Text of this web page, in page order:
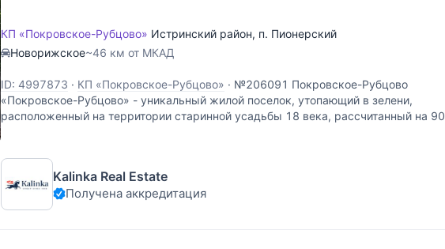
КП «Покровское-Рубцово» Истринский район, п. Пионерский
Новорижское~46 км от МКАД
ID: 4997873 · КП «Покровское-Рубцово» · №206091 Покровское-Рубцово
«Покровское-Рубцово» - уникальный жилой поселок, утопающий в зелени,
расположенный на территории старинной усадьбы 18 века, рассчитанный на 90
Kalinka Real Estate
Получена аккредитация